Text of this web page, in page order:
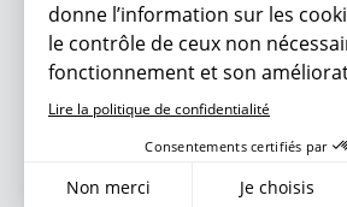
donne l’information sur les
le contrôle de ceux non
fonctionnement et son
Lire la politique de confidentialité
Consentements certifiés par
Non merci Je choisis